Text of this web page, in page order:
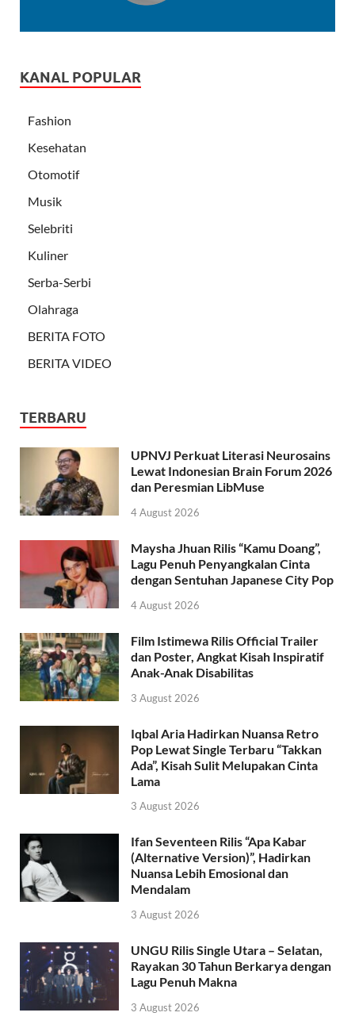
KANAL POPULAR
Fashion
Kesehatan
Otomotif
Musik
Selebriti
Kuliner
Serba-Serbi
Olahraga
BERITA FOTO
BERITA VIDEO
TERBARU
UPNVJ Perkuat Literasi Neurosains
Lewat Indonesian Brain Forum 2026
dan Peresmian LibMuse
4 August 2026
Maysha Jhuan Rilis “Kamu Doang”,
Lagu Penuh Penyangkalan Cinta
dengan Sentuhan Japanese City Pop
4 August 2026
Film Istimewa Rilis Official Trailer
dan Poster, Angkat Kisah Inspiratif
Anak-Anak Disabilitas
3 August 2026
Iqbal Aria Hadirkan Nuansa Retro
Pop Lewat Single Terbaru “Takkan
Ada”, Kisah Sulit Melupakan Cinta
Lama
3 August 2026
Ifan Seventeen Rilis “Apa Kabar
(Alternative Version)”, Hadirkan
Nuansa Lebih Emosional dan
Mendalam
3 August 2026
UNGU Rilis Single Utara – Selatan,
Rayakan 30 Tahun Berkarya dengan
Lagu Penuh Makna
3 August 2026